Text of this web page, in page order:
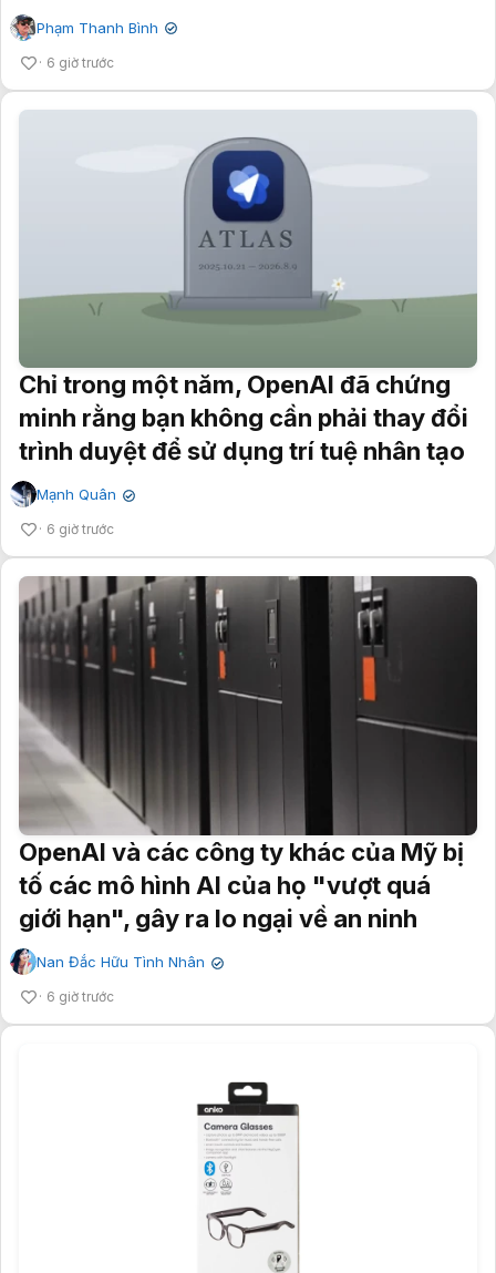
Phạm Thanh Bình ✔
6 giờ trước
Chỉ trong một năm, OpenAI đã chứng
minh rằng bạn không cần phải thay đổi
trình duyệt để sử dụng trí tuệ nhân tạo
Mạnh Quân ✔
6 giờ trước
OpenAI và các công ty khác của Mỹ bị
tố các mô hình AI của họ "vượt quá
giới hạn", gây ra lo ngại về an ninh
Nan Đắc Hữu Tình Nhân ✔
6 giờ trước